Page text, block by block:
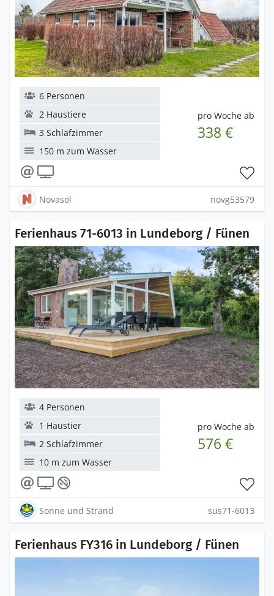
pro Woche ab
338 €
6 Personen
2 Haustiere
3 Schlafzimmer
150 m zum Wasser
Novasol novg53579
Ferienhaus 71-6013 in Lundeborg / Fünen
pro Woche ab
576 €
4 Personen
1 Haustier
2 Schlafzimmer
10 m zum Wasser
Sonne und Strand sus71-6013
Ferienhaus FY316 in Lundeborg / Fünen